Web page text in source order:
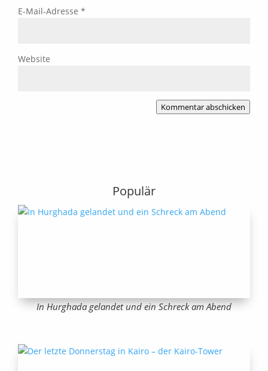
E-Mail-Adresse *
Website
Kommentar abschicken
Populär
In Hurghada gelandet und ein Schreck am Abend